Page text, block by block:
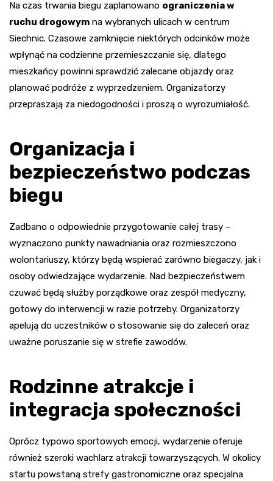
Na czas trwania biegu zaplanowano ograniczenia w
ruchu drogowym na wybranych ulicach w centrum
Siechnic. Czasowe zamknięcie niektórych odcinków może
wpłynąć na codzienne przemieszczanie się, dlatego
mieszkańcy powinni sprawdzić zalecane objazdy oraz
planować podróże z wyprzedzeniem. Organizatorzy
przepraszają za niedogodności i proszą o wyrozumiałość.
Organizacja i
bezpieczeństwo podczas
biegu
Zadbano o odpowiednie przygotowanie całej trasy –
wyznaczono punkty nawadniania oraz rozmieszczono
wolontariuszy, którzy będą wspierać zarówno biegaczy, jak i
osoby odwiedzające wydarzenie. Nad bezpieczeństwem
czuwać będą służby porządkowe oraz zespół medyczny,
gotowy do interwencji w razie potrzeby. Organizatorzy
apelują do uczestników o stosowanie się do zaleceń oraz
uważne poruszanie się w strefie zawodów.
Rodzinne atrakcje i
integracja społeczności
Oprócz typowo sportowych emocji, wydarzenie oferuje
również szeroki wachlarz atrakcji towarzyszących. W okolicy
startu powstaną strefy gastronomiczne oraz specjalna